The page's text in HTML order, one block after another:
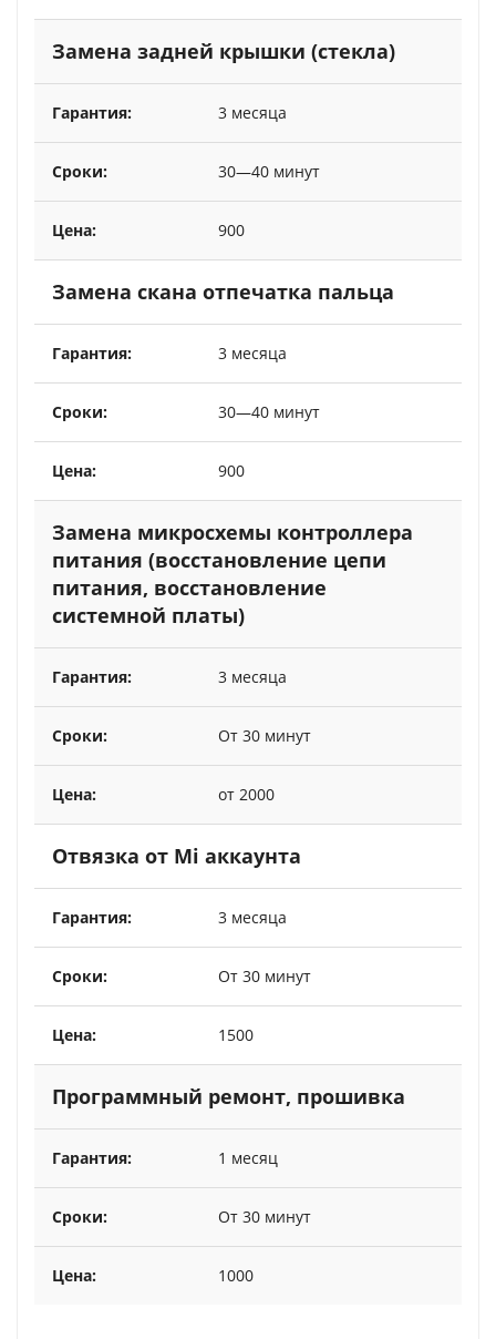
Замена задней крышки (стекла)
3 месяца
30—40 минут
900
Замена скана отпечатка пальца
3 месяца
30—40 минут
900
Замена микросхемы контроллера
питания (восстановление цепи
питания, восстановление
системной платы)
3 месяца
От 30 минут
от 2000
Отвязка от Mi аккаунта
3 месяца
От 30 минут
1500
Программный ремонт, прошивка
1 месяц
От 30 минут
1000